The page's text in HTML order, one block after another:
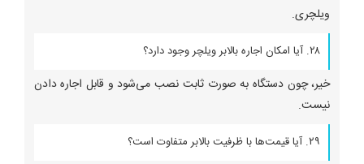
ویلچری.
۲۸. آیا امکان اجاره بالابر ویلچر وجود دارد؟
خیر، چون دستگاه به صورت ثابت نصب می‌شود و قابل اجاره دادن
نیست.
۲۹. آیا قیمت‌ها با ظرفیت بالابر متفاوت است؟